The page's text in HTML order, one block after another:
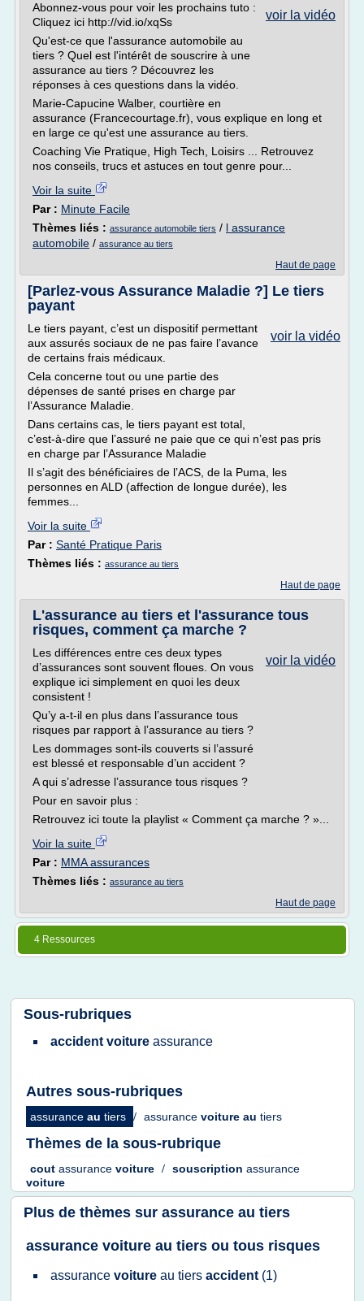
voir la vidéo
Abonnez-vous pour voir les prochains tuto :
Cliquez ici http://vid.io/xqSs
Qu'est-ce que l'assurance automobile au
tiers ? Quel est l'intérêt de souscrire à une
assurance au tiers ? Découvrez les
réponses à ces questions dans la vidéo.
Marie-Capucine Walber, courtière en
assurance (Francecourtage.fr), vous explique en long et
en large ce qu'est une assurance au tiers.
Coaching Vie Pratique, High Tech, Loisirs ... Retrouvez
nos conseils, trucs et astuces en tout genre pour...
Voir la suite
Par : Minute Facile
Thèmes liés : assurance automobile tiers / l assurance
automobile / assurance au tiers
Haut de page
[Parlez-vous Assurance Maladie ?] Le tiers
payant
voir la vidéo
Le tiers payant, c’est un dispositif permettant
aux assurés sociaux de ne pas faire l’avance
de certains frais médicaux.
Cela concerne tout ou une partie des
dépenses de santé prises en charge par
l’Assurance Maladie.
Dans certains cas, le tiers payant est total,
c’est-à-dire que l’assuré ne paie que ce qui n’est pas pris
en charge par l’Assurance Maladie
Il s’agit des bénéficiaires de l’ACS, de la Puma, les
personnes en ALD (affection de longue durée), les
femmes...
Voir la suite
Par : Santé Pratique Paris
Thèmes liés : assurance au tiers
Haut de page
L'assurance au tiers et l'assurance tous
risques, comment ça marche ?
voir la vidéo
Les différences entre ces deux types
d’assurances sont souvent floues. On vous
explique ici simplement en quoi les deux
consistent !
Qu’y a-t-il en plus dans l’assurance tous
risques par rapport à l’assurance au tiers ?
Les dommages sont-ils couverts si l’assuré
est blessé et responsable d’un accident ?
A qui s’adresse l’assurance tous risques ?
Pour en savoir plus :
Retrouvez ici toute la playlist « Comment ça marche ? »...
Voir la suite
Par : MMA assurances
Thèmes liés : assurance au tiers
Haut de page
4 Ressources
Sous-rubriques
accident voiture assurance
Autres sous-rubriques
assurance au tiers / assurance voiture au tiers
Thèmes de la sous-rubrique
cout assurance voiture / souscription assurance
voiture
Plus de thèmes sur assurance au tiers
assurance voiture au tiers ou tous risques
assurance voiture au tiers accident (1)